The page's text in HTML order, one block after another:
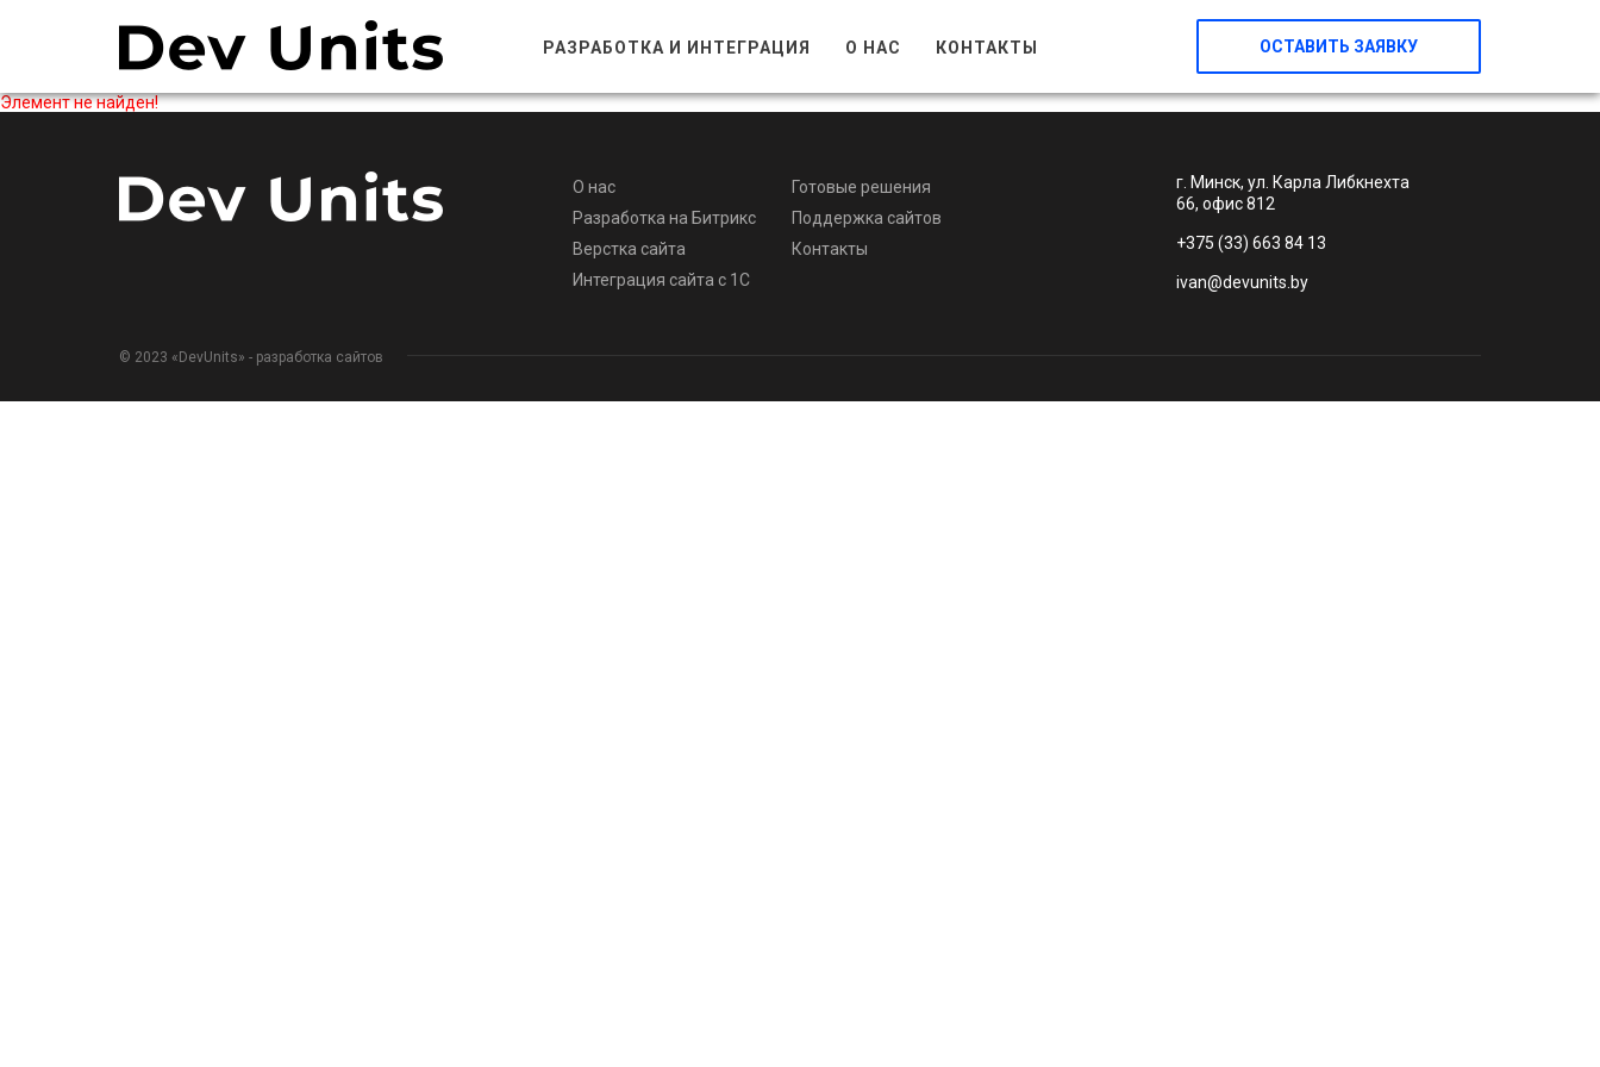
РАЗРАБОТКА И ИНТЕГРАЦИЯ О НАС КОНТАКТЫ ОСТАВИТЬ ЗАЯВКУ
Элемент не найден!
О нас
Разработка на Битрикс
Верстка сайта
Интеграция сайта с 1С
Готовые решения
Поддержка сайтов
Контакты
г. Минск, ул. Карла Либкнехта
66, офис 812
+375 (33) 663 84 13
ivan@devunits.by
© 2023 «DevUnits» - разработка сайтов